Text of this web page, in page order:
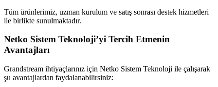
Tüm ürünlerimiz, uzman kurulum ve satış sonrası destek hizmetleri
ile birlikte sunulmaktadır.
Netko Sistem Teknoloji’yi Tercih Etmenin
Avantajları
Grandstream ihtiyaçlarınız için Netko Sistem Teknoloji ile çalışarak
şu avantajlardan faydalanabilirsiniz: